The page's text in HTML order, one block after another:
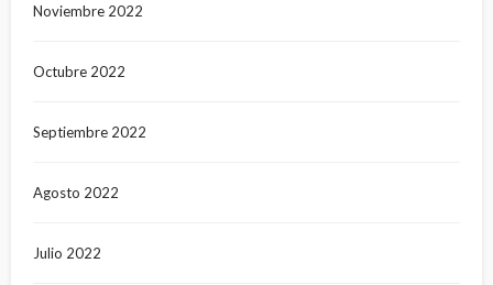
Noviembre 2022
Octubre 2022
Septiembre 2022
Agosto 2022
Julio 2022